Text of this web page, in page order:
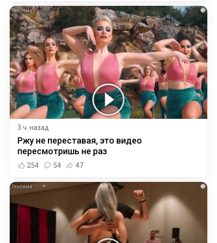
i
3 ч. назад
Ржу не переставая, это видео
пересмотришь не раз
254 54 47
i